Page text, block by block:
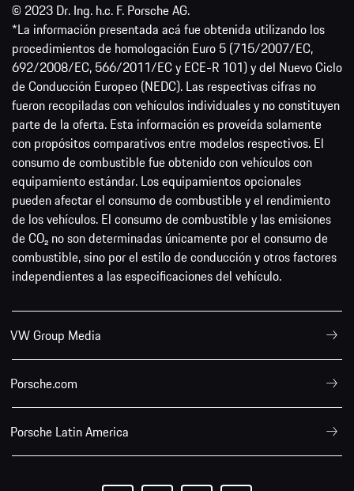
© 2023 Dr. Ing. h.c. F. Porsche AG.
*La información presentada acá fue obtenida utilizando los
procedimientos de homologación Euro 5 (715/2007/EC,
692/2008/EC, 566/2011/EC y ECE-R 101) y del Nuevo Ciclo
de Conducción Europeo (NEDC). Las respectivas cifras no
fueron recopiladas con vehículos individuales y no constituyen
parte de la oferta. Esta información es proveída solamente
con propósitos comparativos entre modelos respectivos. El
consumo de combustible fue obtenido con vehículos con
equipamiento estándar. Los equipamientos opcionales
pueden afectar el consumo de combustible y el rendimiento
de los vehículos. El consumo de combustible y las emisiones
de CO₂ no son determinadas únicamente por el consumo de
combustible, sino por el estilo de conducción y otros factores
independientes a las especificaciones del vehículo.
VW Group Media
Porsche.com
Porsche Latin America